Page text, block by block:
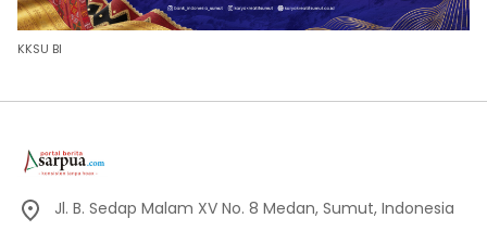
KKSU BI
Jl. B. Sedap Malam XV No. 8 Medan, Sumut, Indonesia